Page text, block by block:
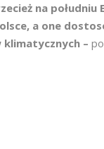
na południu
a one
–